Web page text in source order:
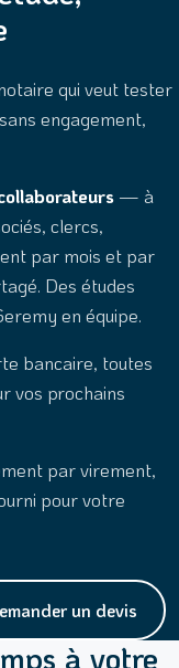
qui veut tester
engagement,
— à
clercs,
par mois et par
Des études
en équipe.
bancaire, toutes
vos prochains
par virement,
pour votre
un devis
à votre